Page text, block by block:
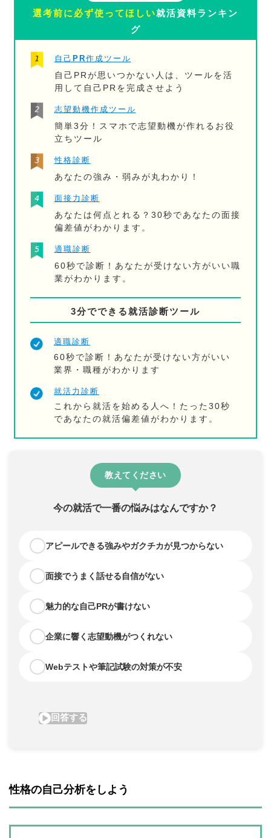
選考前に必ず使ってほしい就活資料ランキン
グ
自己PR作成ツール
自己PRが思いつかない人は、ツールを活
用して自己PRを完成させよう
志望動機作成ツール
簡単3分！スマホで志望動機が作れるお役
立ちツール
性格診断
あなたの強み・弱みが丸わかり！
面接力診断
あなたは何点とれる？30秒であなたの面接
偏差値がわかります。
適職診断
60秒で診断！あなたが受けない方がいい職
業がわかります。
3分でできる就活診断ツール
適職診断
60秒で診断！あなたが受けない方がいい
業界・職種がわかります
就活力診断
これから就活を始める人へ！たった30秒
であなたの就活偏差値がわかります。
性格の自己分析をしよう